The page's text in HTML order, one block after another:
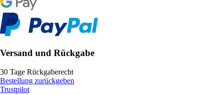
Versand und Rückgabe
30 Tage Rückgaberecht
Bestellung zurückgeben
Trustpilot